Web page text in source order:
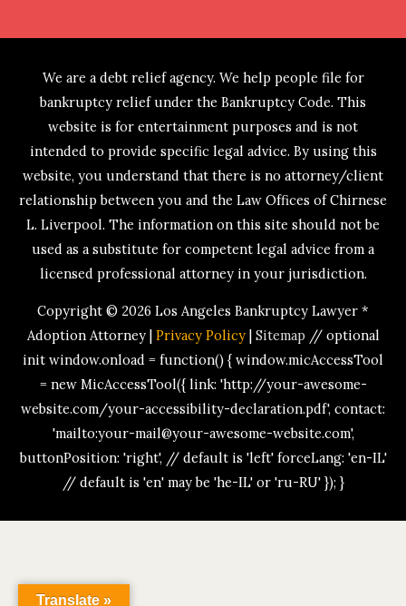
We are a debt relief agency. We help people file for
bankruptcy relief under the Bankruptcy Code. This
website is for entertainment purposes and is not
intended to provide specific legal advice. By using this
website, you understand that there is no attorney/client
relationship between you and the Law Offices of Chirnese
L. Liverpool. The information on this site should not be
used as a substitute for competent legal advice from a
licensed professional attorney in your jurisdiction.
Copyright © 2026 Los Angeles Bankruptcy Lawyer *
Adoption Attorney| Privacy Policy| Sitemap// optional
init window.onload = function() { window.micAccessTool
= new MicAccessTool({ link: 'http://your-awesome-
website.com/your-accessibility-declaration.pdf', contact:
'mailto:your-mail@your-awesome-website.com',
buttonPosition: 'right', // default is 'left' forceLang: 'en-IL'
// default is 'en' may be 'he-IL' or 'ru-RU' }); }
Translate »